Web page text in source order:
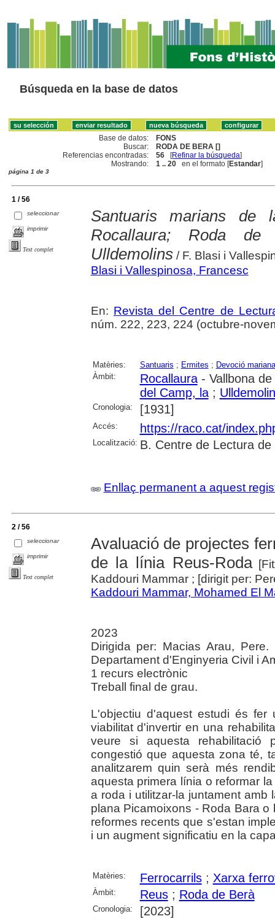
Búsqueda en la base de datos
Base de datos:
FONS
Buscar:
RODA DE BERA []
Referencias encontradas:
56 [Refinar la búsqueda]
Mostrando:
1 .. 20 en el formato [Estandar]
página 1 de 3
1 / 56
seleccionar
imprimir
Text complet
Santuaris marians de
Rocallaura; Roda
Ulldemolins/ F. Blasi i
Blasi i Vallespinosa, Francesc
En: Revista del Centre de
núm. 222, 223, 224 (octubre-
Matèries: Santuaris ; Ermites ; Devoció mariana
Àmbit:
Rocallaura- Vallbona
del Camp, la;
Cronologia: [1931]
Accés: https://raco.cat/
Localització: B. Centre de Lectura de
Enllaç permanent a aquest
2 / 56
seleccionar
imprimir
Text complet
Avaluació de projectes
de la línia Reus-Roda
Kaddouri Mammar ; [dirigit per:
Kaddouri Mammar, Mohamed El
2023
Dirigida per: Macias Arau,
Departament d'Enginyeria Civil i
1 recurs electrònic
Treball final de grau.
L'objectiu d'aquest estudi és fer
viabilitat d'invertir en una
veure si aquesta rehabilitació
congestió que aquesta zona té,
analitzarem quin serà més
aquesta primera línia o reformar
a roda i utilitzar-la juntament amb
plana Picamoixons - Roda Bara
reformes recents que s'estan
i un augment significatiu en la
Matèries: Ferrocarrils; Xarxa
Àmbit: Reus; Roda de Berà
Cronologia: [2023]